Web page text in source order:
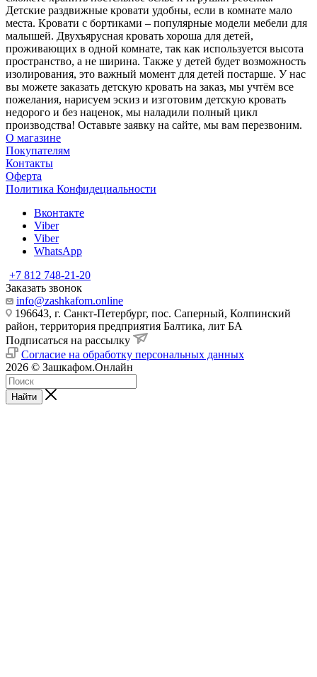
Детские раздвижные кровати удобны, если в комнате мало
места. Кровати с бортиками – популярные модели мебели для
малышей. Двухъярусная кровать хороша для детей,
проживающих в одной комнате, так как используется высота
пространство, а не ширина. Также у детей будет возможность
изолирования, это важный момент для детей постарше. У нас
вы можете заказать детскую кровать на заказ, мы учтём все
пожелания, нарисуем эскиз и изготовим детскую кровать
недорого и без наценок, мы наладили полный цикл
производства! Оставьте заявку на сайте, мы вам перезвоним.
О магазине
Покупателям
Контакты
Оферта
Политика Конфидециальности
Вконтакте
Viber
Viber
WhatsApp
+7 812 748-21-20
Заказать звонок
info@zashkafom.online
196643, г. Санкт-Петербург, пос. Саперный, Колпинский
район, территория предприятия Балтика, лит БА
Подписаться на рассылку
Согласие на обработку персональных данных
2026 © Зашкафом.Онлайн
Найти